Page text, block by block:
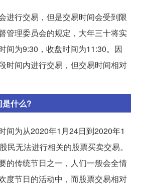
进行交易，但是交易时间会受到限
管理委员会的规定，大年三十将实
间为9:30，收盘时间为11:30。因
时间内进行交易，但交易时间相对
是什么?
间为从2020年1月24日到2020年1
民无法进行相关的股票买卖交易。
的传统节日之一，人们一般会全情
度节日的活动中，而股票交易相对